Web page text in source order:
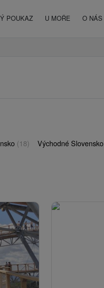
POUKAZ U MOŘE O NÁS
(18) Východné Slovensko